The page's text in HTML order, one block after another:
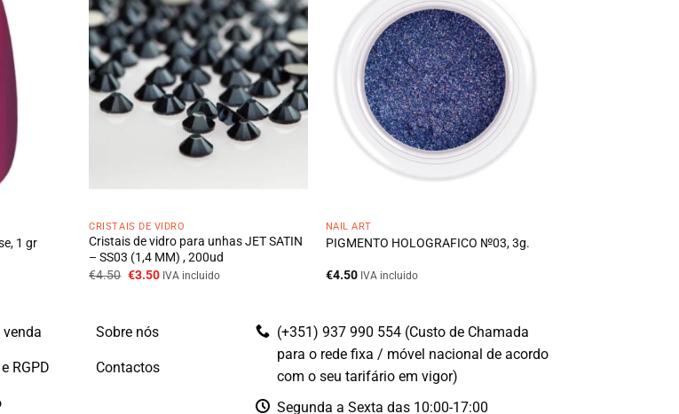
1 gr
CRISTAIS DE VIDRO
Cristais de vidro para unhas JET SATIN
– SS03 (1,4 MM) , 200ud
€4.50 O
€4.50.
€3.50OIVA incluido
NAIL ART
PIGMENTO HOLOGRAFICO №03, 3g.
€4.50 IVA incluido
RGPD
Sobre nós
Contactos
(+351) 937 990 554 (Custo de Chamada
para o rede fixa / móvel nacional de acordo
com o seu tarifário em vigor)
Segunda a Sexta das 10:00-17:00